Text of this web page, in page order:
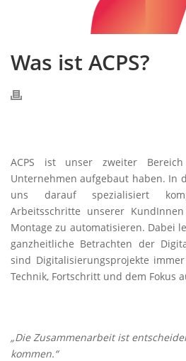
Was ist ACPS?
ACPS ist unser zweiter
Unternehmen aufgebaut haben. In
uns darauf spezialisiert
Arbeitsschritte unserer
Montage zu automatisieren. Dabei
ganzheitliche Betrachten der
sind Digitalisierungsprojekte
Technik, Fortschritt und dem Fokus
„Die Zusammenarbeit ist
kommen.“